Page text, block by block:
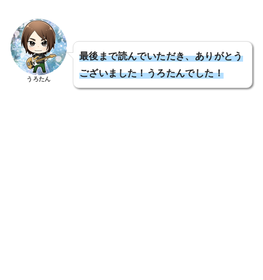
うろたん
最後まで読んでいただき、ありがとう
ございました！うろたんでした！